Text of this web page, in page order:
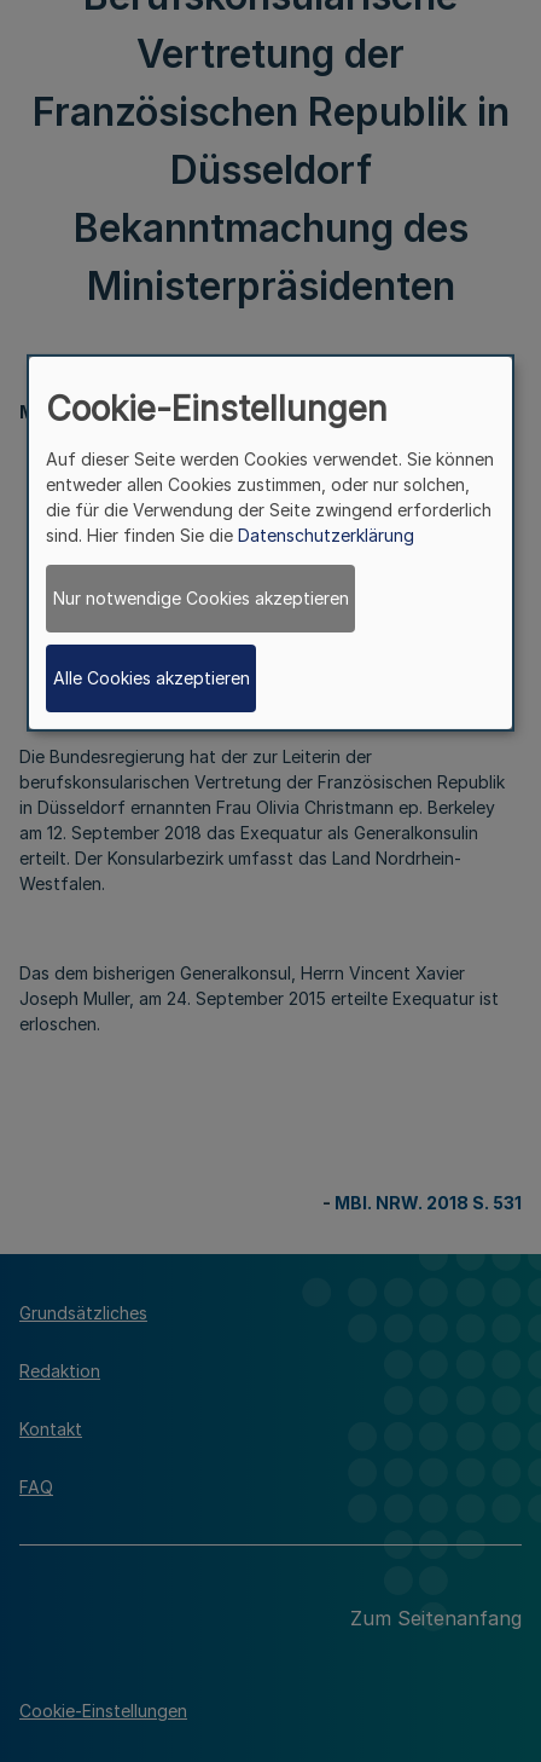
Vertretung der
Französischen Republik in
Düsseldorf
Bekanntmachung des
Ministerpräsidenten
Ministerpräsident
Berufskonsularische Vertretung
der Französischen Republik in Düsseldorf
Bekanntmachung des Ministerpräsidenten
Vom 19. September 2018
Die Bundesregierung hat der zur Leiterin der
berufskonsularischen Vertretung der Französischen Republik
in Düsseldorf ernannten Frau Olivia Christmann ep. Berkeley
am 12. September 2018 das Exequatur als Generalkonsulin
erteilt. Der Konsularbezirk umfasst das Land Nordrhein-
Westfalen.
Das dem bisherigen Generalkonsul, Herrn Vincent Xavier
Joseph Muller, am 24. September 2015 erteilte Exequatur ist
erloschen.
- MBl. NRW. 2018 S. 531
Grundsätzliches
Redaktion
Kontakt
FAQ
Zum Seitenanfang
Cookie-Einstellungen
Cookie-Einstellungen
Auf dieser Seite werden Cookies verwendet. Sie können
entweder allen Cookies zustimmen, oder nur solchen,
die für die Verwendung der Seite zwingend erforderlich
sind. Hier finden Sie die Datenschutzerklärung
Nur notwendige Cookies akzeptieren
Alle Cookies akzeptieren